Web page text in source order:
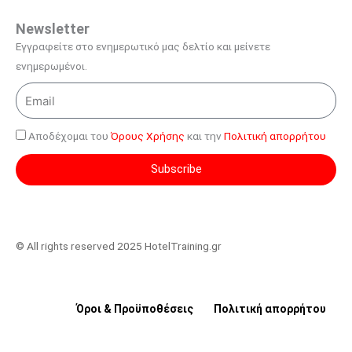
Newsletter
Εγγραφείτε στο ενημερωτικό μας δελτίο και μείνετε
ενημερωμένοι.
Email
Αποδέχομαι του Όρους Χρήσης και τηνΠολιτική απορρήτου
Subscribe
© All rights reserved 2025 HotelTraining.gr
Όροι & Προϋποθέσεις Πολιτική απορρήτου